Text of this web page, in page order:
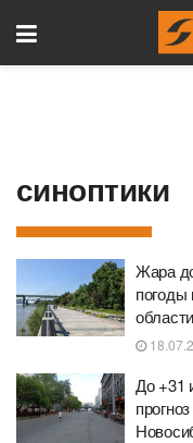
синоптики
Жара
области
До +31